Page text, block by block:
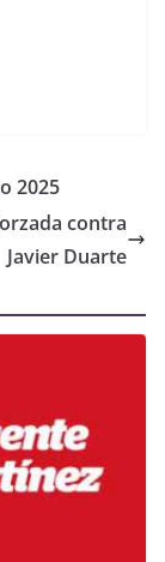
2025
contra
Javier Duarte